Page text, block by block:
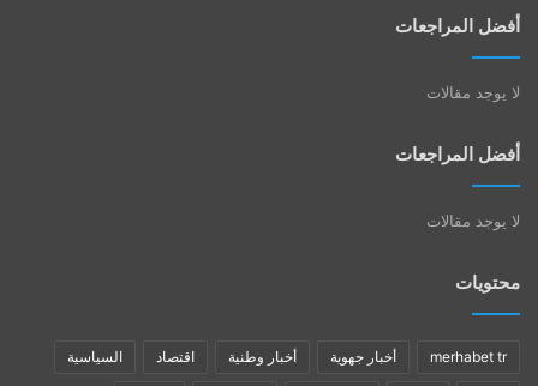
أفضل المراجعات
لا يوجد مقالات
أفضل المراجعات
لا يوجد مقالات
محتويات
merhabet tr أخبار جهوية أخبار وطنية اقتصاد السياسية